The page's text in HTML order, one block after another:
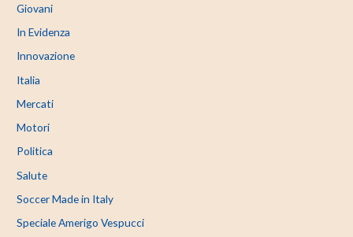
Giovani
In Evidenza
Innovazione
Italia
Mercati
Motori
Politica
Salute
Soccer Made in Italy
Speciale Amerigo Vespucci